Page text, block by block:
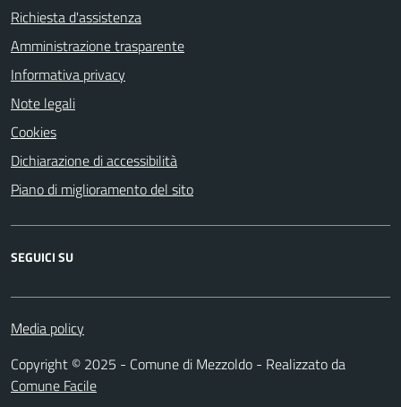
Richiesta d'assistenza
Amministrazione trasparente
Informativa privacy
Note legali
Cookies
Dichiarazione di accessibilità
Piano di miglioramento del sito
SEGUICI SU
Media policy
Copyright © 2025 - Comune di Mezzoldo - Realizzato da
Comune Facile